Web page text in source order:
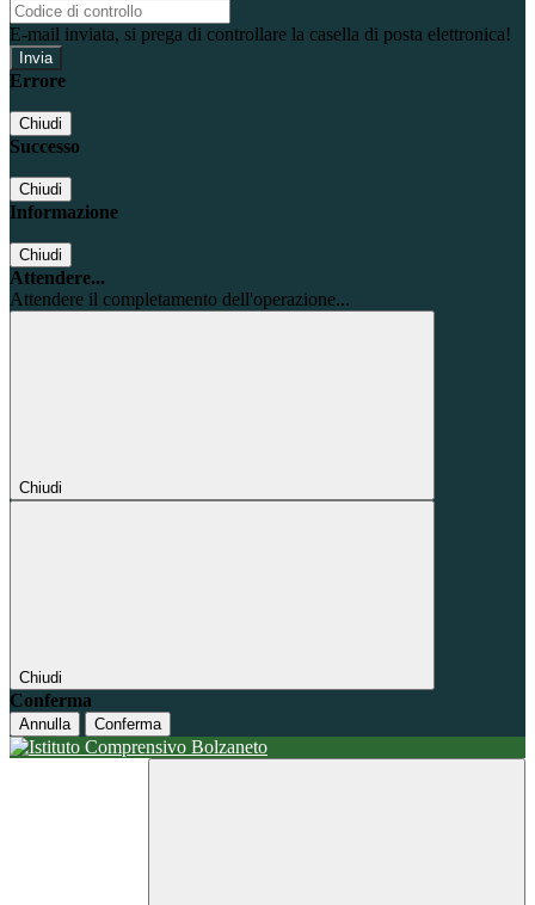
E-mail inviata, si prega di controllare la casella di posta elettronica!
Errore
Chiudi
Successo
Chiudi
Informazione
Chiudi
Attendere...
Attendere il completamento dell'operazione...
Chiudi
Chiudi
Conferma
Annulla Conferma